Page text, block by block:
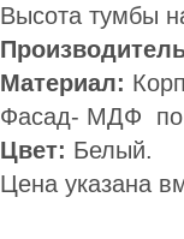
Высота тумбы
Материал:
Фасад- МДФ
Цвет: Белый.
Цена указана